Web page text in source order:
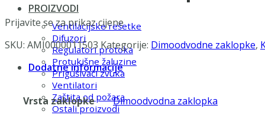
PROIZVODI
Ventilacijske rešetke
Difuzori
Regulatori protoka
Protukišne žaluzine
Prigušivači zvuka
Ventilatori
Zaštita od požara
Ostali proizvodi
Prijavite se za prikaz cijene
SKU: AMI0000011503 Kategorije: Dimoodvodne zaklopke,
Dodatne informacije
Vrsta zaklopke Dimoodvodna zaklopka